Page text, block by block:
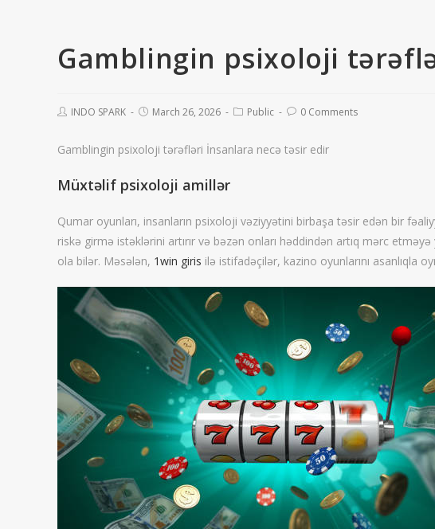
Gamblingin psixoloji
INDO SPARK March 26, 2026 Public 0 Comments
Gamblingin psixoloji tərəfləri İnsanlara necə təsir edir
Müxtəlif psixoloji amillər
Qumar oyunları, insanların psixoloji vəziyyətini birbaşa təsir edən bir
riskə girmə istəklərini artırır və bəzən onları həddindən artıq mərc
ola bilər. Məsələn, 1win giris ilə istifadəçilər, kazino oyunlarını asanlıqla